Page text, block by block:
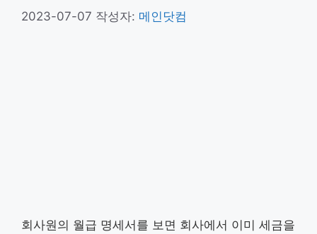
2023-07-07 작성자: 메인닷컴
회사원의 월급 명세서를 보면 회사에서 이미 세금을